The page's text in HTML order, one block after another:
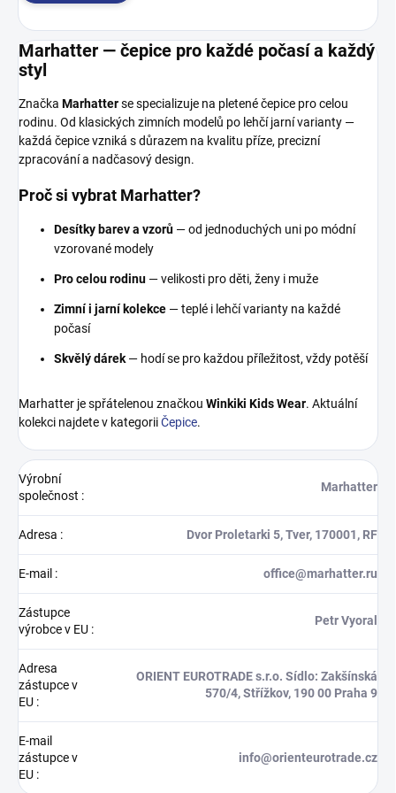
Marhatter — čepice pro každé počasí a každý
styl
Značka Marhatterse specializuje na pletené čepice pro celou
rodinu. Od klasických zimních modelů po lehčí jarní varianty —
každá čepice vzniká s důrazem na kvalitu příze, precizní
zpracování a nadčasový design.
Proč si vybrat Marhatter?
Desítky barev a vzorů — od jednoduchých uni po módní
vzorované modely
Pro celou rodinu — velikosti pro děti, ženy i muže
Zimní i jarní kolekce — teplé i lehčí varianty na každé
počasí
Skvělý dárek — hodí se pro každou příležitost, vždy potěší
Marhatter je spřátelenou značkou Winkiki Kids Wear. Aktuální
kolekci najdete v kategoriiČepice.
Výrobní
společnost :
Marhatter
Adresa : Dvor Proletarki 5, Tver, 170001, RF
E-mail : office@marhatter.ru
Zástupce
výrobce v EU :
Petr Vyoral
Adresa
zástupce v
EU :
ORIENT EUROTRADE s.r.o. Sídlo: Zakšínská
570/4, Střížkov, 190 00 Praha 9
E-mail
zástupce v
EU :
info@orienteurotrade.cz